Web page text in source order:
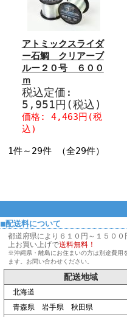
アトミックスライダ
ー石鯛 クリアーブ
ルー２０号 ６００
ｍ
税込定価:
5,951円(税込)
価格: 4,463円(税
込)
1件～29件 （全29件）
■配送料について
都道府県により６１０円～１５０
上お買い上げで送料無料！
※沖縄県・離島にお住まいの方は別途費用
ます。お問い合わせください。
配送地域
北海道
青森県 岩手県 秋田県